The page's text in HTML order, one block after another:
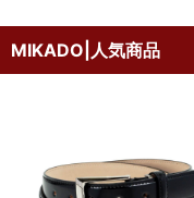
MIKADO|人気商品